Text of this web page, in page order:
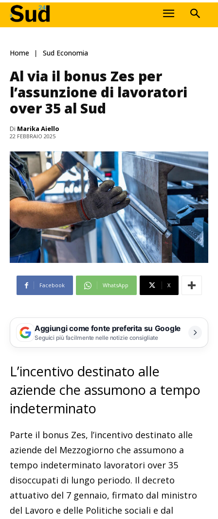
Home Sud Economia
Al via il bonus Zes per
l’assunzione di lavoratori
over 35 al Sud
Di Marika Aiello
22 FEBBRAIO 2025
Facebook WhatsApp X
Aggiungi come fonte preferita su Google
Seguici più facilmente nelle notizie consigliate
L’incentivo destinato alle
aziende che assumono a tempo
indeterminato
Parte il bonus Zes, l’incentivo destinato alle
aziende del Mezzogiorno che assumono a
tempo indeterminato lavoratori over 35
disoccupati di lungo periodo. Il decreto
attuativo del 7 gennaio, firmato dal ministro
del Lavoro e delle Politiche sociali e dal